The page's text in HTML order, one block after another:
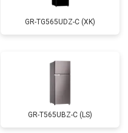
GR-TG565UDZ-C (XK)
GR-T565UBZ-C (LS)